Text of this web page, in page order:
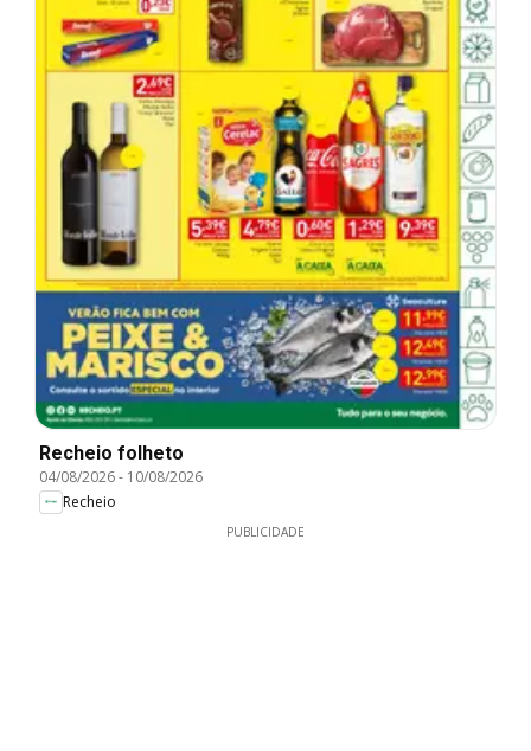
Recheio folheto
04/08/2026- 10/08/2026
Recheio
PUBLICIDADE